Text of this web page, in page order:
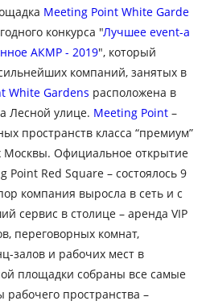
Meeting Point White Garde
конкурса "Лучшее event-а
АКМР - 2019", который
компаний, занятых в
White Gardens расположена в
Лесной улице. Meeting Point –
пространств класса “премиум”
Москвы. Официальное открытие
Point Red Square – состоялось 9
компания выросла в сеть и с
сервис в столице – аренда VIP
переговорных комнат,
залов и рабочих мест в
площадки собраны все самые
пространства –